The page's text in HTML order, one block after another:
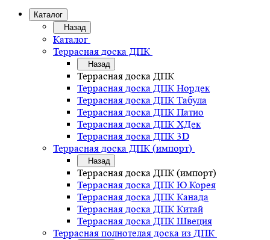
Каталог
Назад
Каталог
Террасная доска ДПК
Назад
Террасная доска ДПК
Террасная доска ДПК Нордек
Террасная доска ДПК Табула
Террасная доска ДПК Патио
Террасная доска ДПК ХДек
Террасная доска ДПК 3D
Террасная доска ДПК (импорт)
Назад
Террасная доска ДПК (импорт)
Террасная доска ДПК Ю.Корея
Террасная доска ДПК Канада
Террасная доска ДПК Китай
Террасная доска ДПК Швеция
Террасная полнотелая доска из ДПК